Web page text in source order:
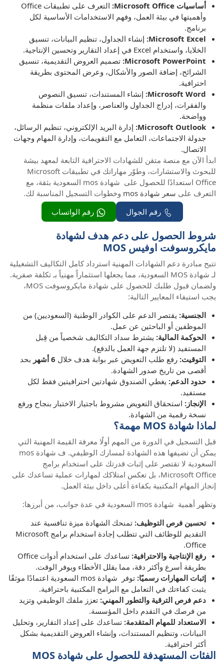
أساسيات Microsoft Office:
التعرف على تطبيقات Office
وأهميتها في بيئة العمل، وفهم الاستخدامات الأساسية لكل
برنامج.
Microsoft Excel: إنشاء الجداول، تنظيم البيانات، تنسيق
الخلايا، واستخدام Excel في إعداد التقارير وتحسين الإنتاجية.
Microsoft PowerPoint: تصميم العروض التقديمية، تنسيق
الشرائح، إضافة الصور والأشكال، وعرض المحتوى بطريقة
احترافية.
Microsoft Word: إنشاء المستندات، تنسيق النصوص
والفقرات، إدراج الجداول والعناصر، وإعداد ملفات منظمة
وواضحة.
Microsoft Outlook: إدارة البريد الإلكتروني، تنظيم الرسائل،
جدولة الاجتماعات، التعامل مع التقويمات، وإدارة المهام وجهات
الاتصال.
ابدأ الآن مع منصة متقن للشهادات الاحترافية التابعة لمعهد بيشة
للبحوث والاستشارات، وطوّر مهاراتك في تطبيقات Microsoft
Office استعدادًا للحصول على شهادة mos السعودية بثقة، مع
التعرف على سعر شهادة mos
وخطوات التسجيل المناسبة لك.
رقم الجوال
رقم الواتساب
شروط الحصول على دعم هدف لشهادة
مايكروسوفت اوفيس MOS
تتيح مبادرة دعم الشهادات المهنية استرداد كامل التكاليف التشغيلية
لـ شهادة MOS السعودية، مما يجعلها استثماراً مهنياً بـ تكلفة صفرية.
ولضمان قبول طلبك للحصول على شهادة مايكروسوفت MOS،
يجب استيفاء المعايير التالية:
الجنسية: يقتصر الدعم على الكوادر الوطنية (السعوديين) من
الموظفين أو الباحثين عن عمل.
الحوكمة المالية: يشترط سداد التكاليف شخصياً من قِبل
المستفيد (لا تلتزم جهة العمل بالدفع).
التوقيت: رفع طلب التعويض عبر بوابة هدف خلال 6 أشهر
بحد
أقصى من تاريخ صدور الشهادة.
حدود الدعم: يغطي الصندوق شهادتين احترافيتين فقط لكل
مستفيد.
الإنجاز: استحقاق التعويض مشروط باجتياز الاختبار بنجاح ورفع
نسخة رقمية من الشهادة.
لماذا شهادة MOS مهمة؟
قبل التسجيل في الدورة من المهم أولًا معرفة القيمة المهنية التي
يمكن أن تضيفها هذه الشهادة لمسارك الوظيفي. ف شهادة mos
السعودية لا تقتصر على إثبات قدرتك على استخدام برامج
Microsoft Office، بل تعكس امتلاكك لمهارات عملية تساعدك على
إنجاز المهام المكتبية بكفاءة أعلى داخل بيئة العمل.
وتظهر أهمية شهادة mos السعودية في عدة جوانب، من أبرزها:
تحسين فرص التوظيف: تمنحك الشهادة ميزة تنافسية عند
التقديم للوظائف التي تتطلب إجادة استخدام برامج Microsoft
Office.
رفع الإنتاجية والاحترافية:
تساعدك على استخدام أدوات Office
بطريقة أسرع وأكثر دقة، مما يقلل الأخطاء ويوفر الوقت.
إثبات المهارات رسميًا:
توفر شهادة mos السعودية اعتمادًا موثقًا
يثبت كفاءتك في التعامل مع البرامج المكتبية باحترافية.
دعم فرص الترقية والتطور المهني: تعزز ملفك الوظيفي وتزيد
من فرصك في التقدم داخل المؤسسة.
الاستعداد للمهام المتقدمة: تساعدك على إعداد التقارير، وتحليل
البيانات، وتنظيم المستندات، وإنشاء العروض التقديمية بشكل
أكثر احترافية.
الفئات المستهدفة للحصول على شهادة MOS